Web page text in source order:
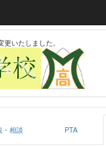
いたしました。
・相談 PTA